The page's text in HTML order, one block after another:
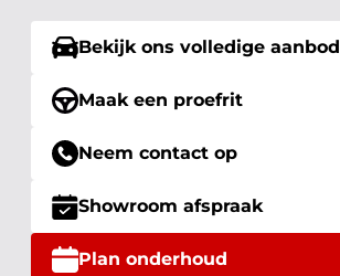
Bekijk ons volledige aanbod
Maak een proefrit
Neem contact op
Showroom afspraak
Plan onderhoud